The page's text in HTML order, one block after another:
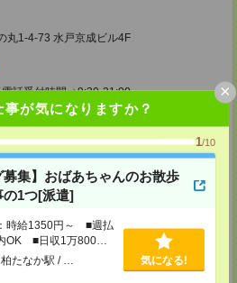
事が気になりますか？
1/10
募集】おばあちゃんのお散歩
の1つ[派遣]
時給1350円～ ■週払
OK ■日収1万800円
たなか駅 / … 気になる!
×
1-4-73 水戸京成ビル4F
話受付時間⇒9:30-21:00
り1-2-11 フコク生命ビル4F
話受付時間⇒9:30-21:00
23-2 大宮仲町センタービル3F（さいたま